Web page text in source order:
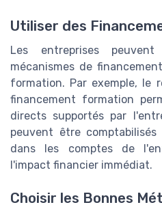
Utiliser des
Les entreprises
mécanismes de
formation. Par exemple, le
financement formation
directs supportés par
peuvent être
dans les comptes de
l'impact financier immédiat.
Choisir les Bonnes